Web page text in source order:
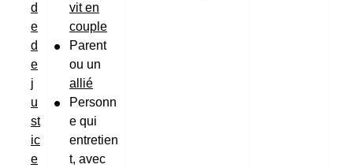
d
e
d
e
j
u
st
ic
e
vit en
couple
Parent
ou un
allié
Personn
e qui
entretien
t, avec